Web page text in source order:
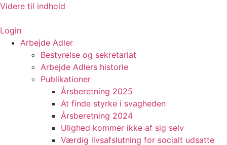
Videre til indhold
Login
Arbejde Adler
Bestyrelse og sekretariat
Arbejde Adlers historie
Publikationer
Årsberetning 2025
At finde styrke i svagheden
Årsberetning 2024
Ulighed kommer ikke af sig selv
Værdig livsafslutning for socialt udsatte